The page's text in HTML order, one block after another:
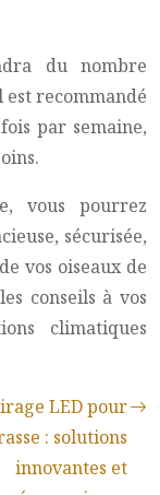
du nombre
est recommandé
par semaine,
vous pourrez
sécurisée,
vos oiseaux de
conseils à vos
climatiques
LED pour
: solutions
innovantes et